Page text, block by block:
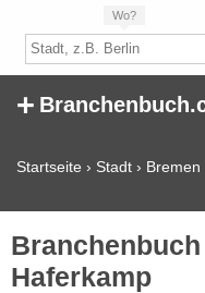
Wo?
+
Startseite › Stadt › Bremen
Haferkamp